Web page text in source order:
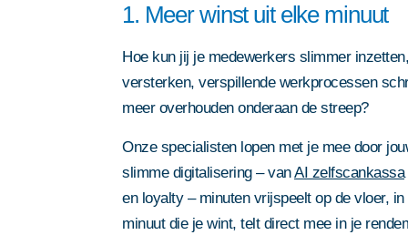
1. Meer winst uit elke minuut
Hoe kun jij je medewerkers slimmer
versterken, verspillende werkprocessen
meer overhouden onderaan de streep?
Onze specialisten lopen met je mee door
slimme digitalisering – vanAI zelfscankassa
en loyalty – minuten vrijspeelt op de vloer,
minuut die je wint, telt direct mee in je